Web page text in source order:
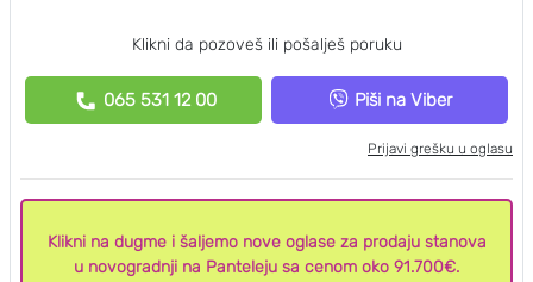
Klikni da pozoveš ili pošalješ poruku
065 531 12 00 Piši na Viber
Prijavi grešku u oglasu
Klikni na dugme i šaljemo nove oglase za prodaju stanova
u novogradnji na Panteleju sa cenom oko 91.700€.